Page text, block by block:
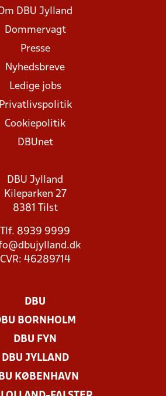
DBU Jylland
Dommervagt
Presse
Nyhedsbreve
Ledige jobs
Privatlivspolitik
Cookiepolitik
DBUnet
DBU Jylland
Kileparken 27
8381 Tilst
Tlf. 8939 9999
CVR: 46289714
DBU
BORNHOLM
DBU FYN
DBU JYLLAND
KØBENHAVN